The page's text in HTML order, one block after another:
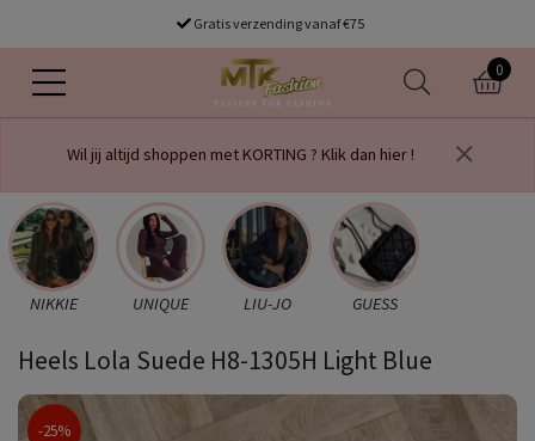
Gratis verzending vanaf €75
0
Wil jij altijd shoppen met KORTING ? Klik dan hier !
NIKKIE UNIQUE LIU-JO GUESS
Heels Lola Suede H8-1305H Light Blue
-25%